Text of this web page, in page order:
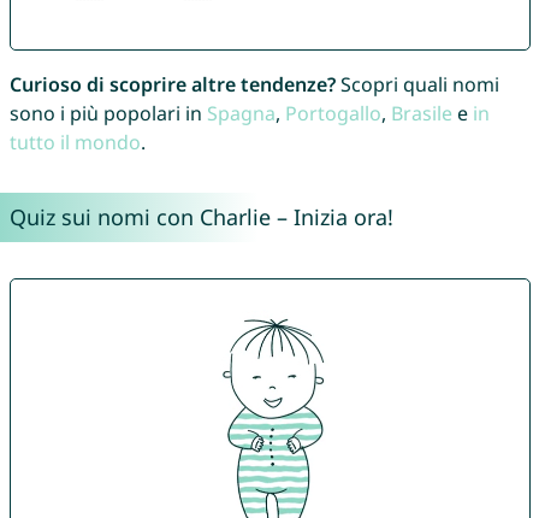
Curioso di scoprire altre tendenze?Scopri quali nomi
sono i più popolari in Spagna, Portogallo, Brasile e in
tutto il mondo.
Quiz sui nomi con Charlie – Inizia ora!